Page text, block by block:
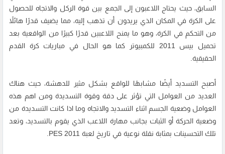
السابق، حيث يحتاج اللاعبون إلى الجمع بين قوة الركل والاتجاه للحصول
على الكرة في المكان الذي يريدون أن تذهب إليه، مما يضيف قدرًا هائلاً
من التحكم في الكرة، وهو ما يمنح اللاعبين قدرًا كبيرًا من الواقعية بعد
تحميل بيس 2011
للكمبيوتر كما هو الحال في مباريات كرة القدم
الحقيقية.
أصبح التسديد أيضًا مشابهًا للواقع بشكل مثير للدهشة، حيث هناك
العديد من العوامل التي تؤثر على دقة وقوة التسديدة ومن اهم هذه
العوامل وضعية الجسم اثناء التسديد والاتجاه وما اذا كانت التسديدة من
وضعية الحركة أو الثبات بجانب مهارة اللاعب الذي يقوم بالتسديد، وتعد
تلك التحسينات بمثابة نقلة نوعية في تاريخ لعبة PES 2011.